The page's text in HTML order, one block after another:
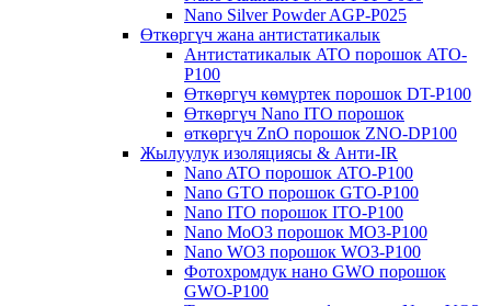
Nano Silver Powder AGP-P025
Өткөргүч жана антистатикалык
Антистатикалык ATO порошок ATO-
P100
Өткөргүч көмүртек порошок DT-P100
Өткөргүч Nano ITO порошок
өткөргүч ZnO порошок ZNO-DP100
Жылуулук изоляциясы & Анти-IR
Nano ATO порошок ATO-P100
Nano GTO порошок GTO-P100
Nano ITO порошок ITO-P100
Nano MoO3 порошок MO3-P100
Nano WO3 порошок WO3-P100
Фотохромдук нано GWO порошок
GWO-P100